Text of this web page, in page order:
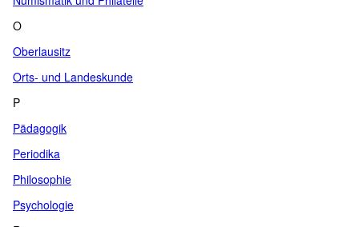
O
Oberlausitz
Orts- und Landeskunde
P
Pädagogik
Periodika
Philosophie
Psychologie